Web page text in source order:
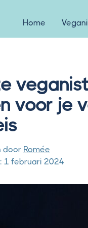
Home
voor je
door Romée
1 februari 2024